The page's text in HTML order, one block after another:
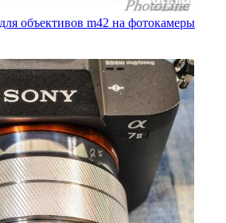
объективов m42 на фотокамеры